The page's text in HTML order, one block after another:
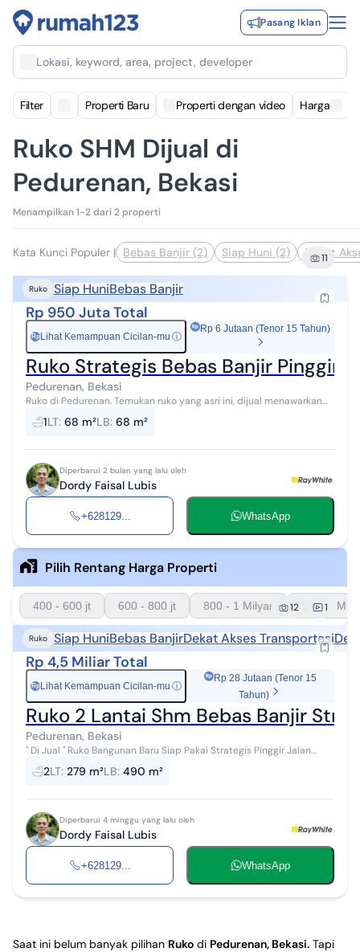
Pasang Iklan
Lokasi, keyword, area, project, developer
Filter Properti Baru Properti dengan video Harga
Ruko SHM Dijual di
Pedurenan, Bekasi
Menampilkan 1-2 dari 2 properti
Kata Kunci Populer | Bebas Banjir (2) Siap Huni (2) Dekat
11
Ruko Siap HuniBebas Banjir
Rp 950 Juta Total
Rp Lihat Kemampuan Cicilan-mu ⓘ
Rp 6 Jutaan (Tenor 15 Tahun)
Ruko Strategis Bebas Banjir Pinggir
Pedurenan, Bekasi
Ruko di Pedurenan. Temukan ruko yang asri ini, dijual menawarkan
lingkungan fasilitas yang lengkap, cocok untuk Anda yang
menginginkan hunian str...
1LT: 68 m²LB: 68 m²
Diperbarui 2 bulan yang lalu oleh
Dordy Faisal Lubis
+628129... WhatsApp
Pilih Rentang Harga Properti
400 - 600 jt 600 - 800 jt 800 - 1 Milyar 1 - 1.5
12 1
Ruko Siap HuniBebas BanjirDekat Akses Transportasi
Rp 4,5 Miliar Total
Rp Lihat Kemampuan Cicilan-mu ⓘ
Rp 28 Jutaan (Tenor 15
Tahun)
Ruko 2 Lantai Shm Bebas Banjir
Pedurenan, Bekasi
" Di Jual " Ruko Bangunan Baru Siap Pakai Strategis Pinggir Jalan
Raya Utama Perumahan Dukuh Zambrud Kota Legenda Bekasi.
Lingkungan Tenang, Damai...
2LT: 279 m²LB: 490 m²
Diperbarui 4 minggu yang lalu oleh
Dordy Faisal Lubis
+628129... WhatsApp
Saat ini belum banyak pilihan Ruko di Pedurenan, Bekasi. Tapi